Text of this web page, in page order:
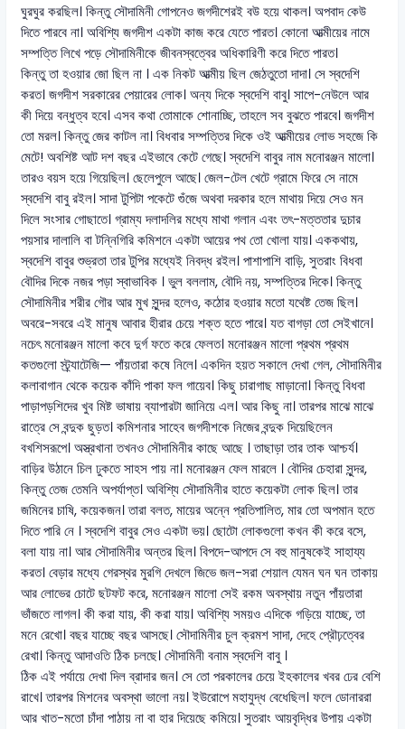
ঘুরঘুর করছিল। কিন্তু সৌদামিনী গোপনেও জগদীশেরই বউ হয়ে থাকল। অপবাদ কেউ
দিতে পারবে না। অবিশ্যি জগদীশ একটা কাজ করে যেতে পারত। কোনো আত্মীয়ের নামে
সম্পত্তি লিখে পড়ে সৌদামিনীকে জীবনস্বত্বের অধিকারিণী করে দিতে পারত।
কিন্তু তা হওয়ার জো ছিল না । এক নিকট আত্মীয় ছিল জেঠতুতো দাদা। সে স্বদেশি
করত। জগদীশ সরকারের পেয়ারের লোক। অন্য দিকে স্বদেশি বাবু। সাপে-নেউলে আর
কী দিয়ে বন্ধুত্ব হবে। এসব কথা তোমাকে শোনাচ্ছি, তাহলে সব বুঝতে পারবে। জগদীশ
তো মরল। কিন্তু জের কাটল না। বিধবার সম্পত্তির দিকে ওই আত্মীয়ের লোভ সহজে কি
মেটে! অবশিষ্ট আট দশ বছর এইভাবে কেটে গেছে। স্বদেশি বাবুর নাম মনোরঞ্জন মালো।
তারও বয়স হয়ে গিয়েছিল। ছেলেপুলে আছে। জেল-টেল খেটে গ্রামে ফিরে সে নামে
স্বদেশি বাবু রইল। সাদা টুপিটা পকেটে গুঁজে অথবা দরকার হলে মাথায় দিয়ে সেও মন
দিলে সংসার গোছাতে। গ্রাম্য দলাদলির মধ্যে মাথা গলান এবং তৎ-মত্ততার দুচার
পয়সার দালালি বা টন্নিগিরি কমিশনে একটা আয়ের পথ তো খোলা যায়। এককথায়,
স্বদেশি বাবুর শুভ্রতা তার টুপির মধ্যেই নিবদ্ধ রইল। পাশাপাশি বাড়ি, সুতরাং বিধবা
বৌদির দিকে নজর পড়া স্বাভাবিক । ভুল বললাম, বৌদি নয়, সম্পত্তির দিকে। কিন্তু
সৌদামিনীর শরীর গৌর আর মুখ সুন্দর হলেও, কঠোর হওয়ার মতো যথেষ্ট তেজ ছিল।
অবরে-সবরে এই মানুষ আবার হীরার চেয়ে শক্ত হতে পারে। যত বাগড়া তো সেইখানে।
নচেৎ মনোরঞ্জন মালো কবে দুর্গ ফতে করে ফেলত। মনোরঞ্জন মালো প্রথম প্রথম
কতগুলো স্ট্র্যাটেজি— পাঁয়তারা কষে নিলে। একদিন হয়ত সকালে দেখা গেল, সৌদামিনীর
কলাবাগান থেকে কয়েক কাঁদি পাকা ফল গায়েব। কিছু চারাগাছ মাড়ানো। কিন্তু বিধবা
পাড়াপড়শিদের খুব মিষ্ট ভাষায় ব্যাপারটা জানিয়ে এল। আর কিছু না। তারপর মাঝে মাঝে
রাত্রে সে বন্দুক ছুড়ত। কমিশনার সাহেব জগদীশকে নিজের বন্দুক দিয়েছিলেন
বখশিসরূপে। অস্ত্রখানা তখনও সৌদামিনীর কাছে আছে । তাছাড়া তার তাক আশ্চর্য।
বাড়ির উঠানে চিল ঢুকতে সাহস পায় না। মনোরঞ্জন ফেল মারলে । বৌদির চেহারা সুন্দর,
কিন্তু তেজ তেমনি অপর্যাপ্ত। অবিশ্যি সৌদামিনীর হাতে কয়েকটা লোক ছিল। তার
জমিনের চাষি, কয়েকজন। তারা বলত, মায়ের অন্নে প্রতিপালিত, মার তো অপমান হতে
দিতে পারি নে । স্বদেশি বাবুর সেও একটা ভয়। ছোটো লোকগুলো কখন কী করে বসে,
বলা যায় না। আর সৌদামিনীর অন্তর ছিল। বিপদে-আপদে সে বহু মানুষকেই সাহায্য
করত। বেড়ার মধ্যে গেরস্থর মুরগি দেখলে জিভে জল-সরা শেয়াল যেমন ঘন ঘন তাকায়
আর লোভের চোটে ছটফট করে, মনোরঞ্জন মালো সেই রকম অবস্থায় নতুন পাঁয়তারা
ভাঁজতে লাগল। কী করা যায়, কী করা যায়। অবিশ্যি সময়ও এদিকে গড়িয়ে যাচ্ছে, তা
মনে রেখো। বছর যাচ্ছে বছর আসছে। সৌদামিনীর চুল ক্রমশ সাদা, দেহে প্রৌঢ়ত্বের
রেখা। কিন্তু আদাওতি ঠিক চলছে। সৌদামিনী বনাম স্বদেশি বাবু ।
ঠিক এই পর্যায়ে দেখা দিল ব্রাদার জন। সে তো পরকালের চেয়ে ইহকালের খবর ঢের বেশি
রাখে। তারপর মিশনের অবস্থা ভালো নয়। ইউরোপে মহাযুদ্ধ বেধেছিল। ফলে ডোনাররা
আর খাত-মতো চাঁদা পাঠায় না বা হার দিয়েছে কমিয়ে। সুতরাং আয়বৃদ্ধির উপায় একটা